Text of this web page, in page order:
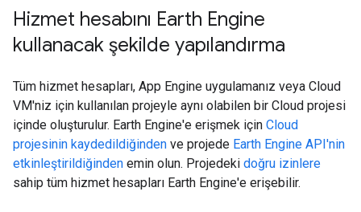
Hizmet hesabını Earth Engine
kullanacak şekilde yapılandırma
Tüm hizmet hesapları, App Engine uygulamanız veya Cloud
VM'niz için kullanılan projeyle aynı olabilen bir Cloud projesi
içinde oluşturulur. Earth Engine'e erişmek için Cloud
projesinin kaydedildiğinden ve projede Earth Engine API'nin
etkinleştirildiğinden emin olun. Projedeki doğru izinlere
sahip tüm hizmet hesapları Earth Engine'e erişebilir.